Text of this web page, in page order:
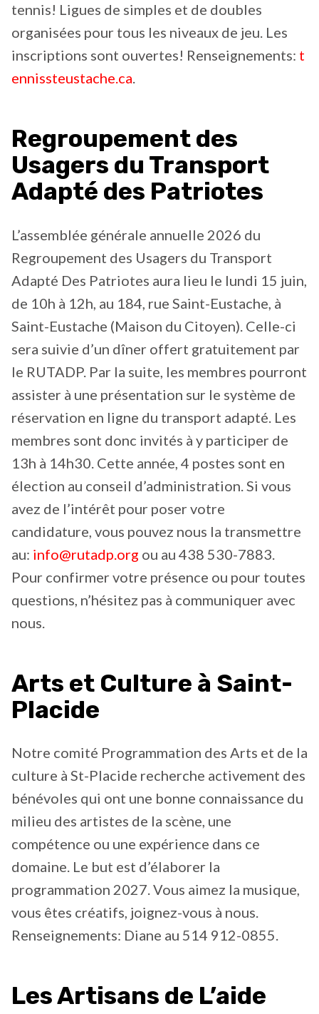
tennis! Ligues de simples et de doubles
organisées pour tous les niveaux de jeu. Les
inscriptions sont ouvertes! Renseignements: t
ennissteustache.ca.
Regroupement des
Usagers du Transport
Adapté des Patriotes
L’assemblée générale annuelle 2026 du
Regroupement des Usagers du Transport
Adapté Des Patriotes aura lieu le lundi 15 juin,
de 10h à 12h, au 184, rue Saint-Eustache, à
Saint-Eustache (Maison du Citoyen). Celle-ci
sera suivie d’un dîner offert gratuitement par
le RUTADP. Par la suite, les membres pourront
assister à une présentation sur le système de
réservation en ligne du transport adapté. Les
membres sont donc invités à y participer de
13h à 14h30. Cette année, 4 postes sont en
élection au conseil d’administration. Si vous
avez de l’intérêt pour poser votre
candidature, vous pouvez nous la transmettre
au: info@rutadp.org ou au 438 530-7883.
Pour confirmer votre présence ou pour toutes
questions, n’hésitez pas à communiquer avec
nous.
Arts et Culture à Saint-
Placide
Notre comité Programmation des Arts et de la
culture à St-Placide recherche activement des
bénévoles qui ont une bonne connaissance du
milieu des artistes de la scène, une
compétence ou une expérience dans ce
domaine. Le but est d’élaborer la
programmation 2027. Vous aimez la musique,
vous êtes créatifs, joignez-vous à nous.
Renseignements: Diane au 514 912-0855.
Les Artisans de L’aide